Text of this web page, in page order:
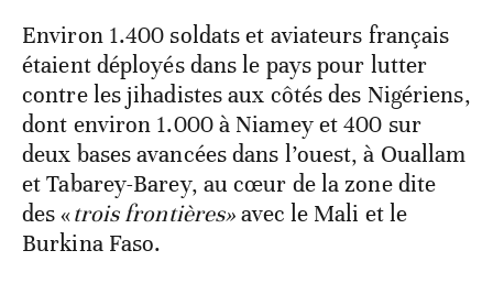
Environ 1.400 soldats et aviateurs français
étaient déployés dans le pays pour lutter
contre les jihadistes aux côtés des Nigériens,
dont environ 1.000 à Niamey et 400 sur
deux bases avancées dans l’ouest, à Ouallam
et Tabarey-Barey, au cœur de la zone dite
des «trois frontières»avec le Mali et le
Burkina Faso.